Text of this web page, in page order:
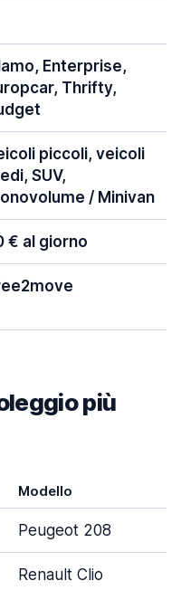
Enterprise,
Thrifty,
piccoli, veicoli
SUV,
/ Minivan
€ al giorno
più
Modello
Peugeot 208
Renault Clio